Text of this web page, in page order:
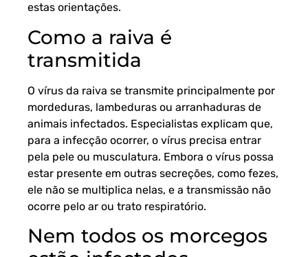
estas orientações.
Como a raiva é
transmitida
O vírus da raiva se transmite principalmente por
mordeduras, lambeduras ou arranhaduras de
animais infectados. Especialistas explicam que,
para a infecção ocorrer, o vírus precisa entrar
pela pele ou musculatura. Embora o vírus possa
estar presente em outras secreções, como fezes,
ele não se multiplica nelas, e a transmissão não
ocorre pelo ar ou trato respiratório.
Nem todos os morcegos